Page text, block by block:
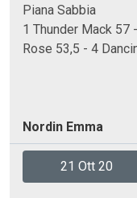
Piana Sabbia
1 Thunder Mack 57
Rose 53,5 - 4
Nordin Emma
21 Ott 20